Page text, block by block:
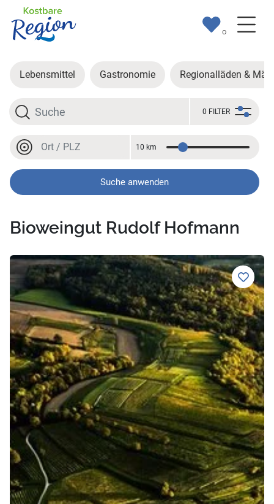
0
Lebensmittel Gastronomie Regionalläden &
Suche
0 FILTER
Ort oder PLZ
Entfernung
10 km
Suche anwenden
Bioweingut Rudolf Hofmann